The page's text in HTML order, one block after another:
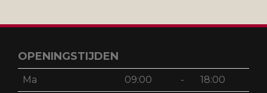
OPENINGSTIJDEN
Ma 09:00 - 18:00